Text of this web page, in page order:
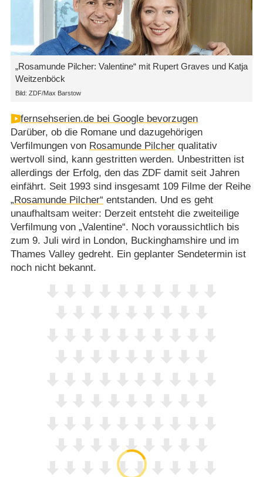
„Rosamunde Pilcher: Valentine“ mit Rupert Graves und Katja
Weitzenböck
Bild: ZDF/Max Barstow
fernsehserien.de bei Google bevorzugen
Darüber, ob die Romane und dazugehörigen
Verfilmungen von Rosamunde Pilcherqualitativ
wertvoll sind, kann gestritten werden. Unbestritten ist
allerdings der Erfolg, den das ZDF damit seit Jahren
einfährt. Seit 1993 sind insgesamt 109 Filme der Reihe
„Rosamunde Pilcher“ entstanden. Und es geht
unaufhaltsam weiter: Derzeit entsteht die zweiteilige
Verfilmung von „Valentine“. Noch voraussichtlich bis
zum 9. Juli wird in London, Buckinghamshire und im
Thames Valley gedreht. Ein geplanter Sendetermin ist
noch nicht bekannt.